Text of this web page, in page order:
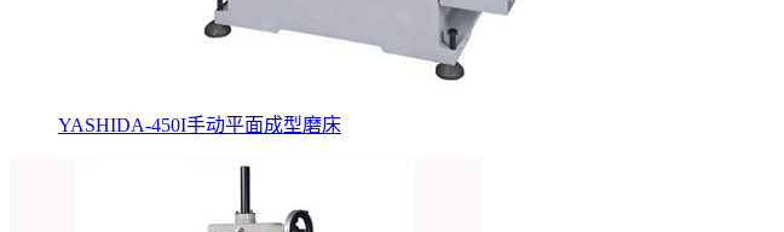
YASHIDA-450I手动平面成型磨床